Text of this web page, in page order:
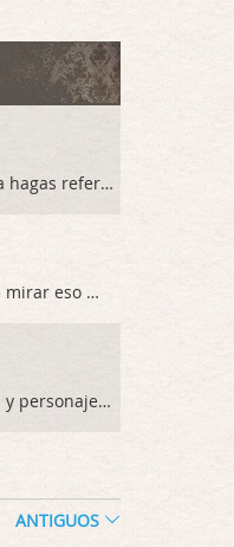
Me encanto que en la reseña hagas referen …
mirar eso …
Pues eso: muertes aburridas y personajes p …
Draghann, las quejas sobre la diversidad s …
ANTIGUOS